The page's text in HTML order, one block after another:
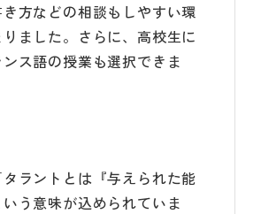
方などの相談もしやすい環
ました。さらに、高校生に
ス語の授業も選択できま
ラントとは『与えられた能
う意味が込められていま